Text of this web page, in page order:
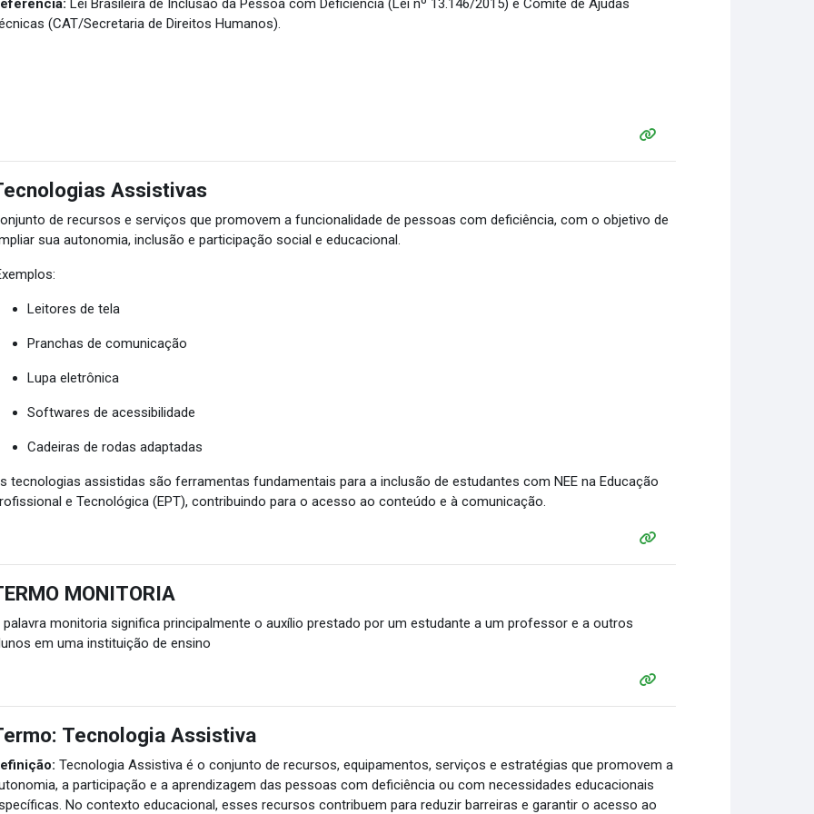
Lei Brasileira de Inclusão da Pessoa com Deficiência (Lei nº 13.146/2015) e Comitê de Ajudas
(CAT/Secretaria de Direitos Humanos).
Assistivas
de recursos e serviços que promovem a funcionalidade de pessoas com deficiência, com o objetivo de
sua autonomia, inclusão e participação social e educacional.
Leitores de tela
Pranchas de comunicação
Lupa eletrônica
Softwares de acessibilidade
Cadeiras de rodas adaptadas
tecnologias assistidas são ferramentas fundamentais para a inclusão de estudantes com NEE na Educação
e Tecnológica (EPT), contribuindo para o acesso ao conteúdo e à comunicação.
MONITORIA
palavra monitoria significa principalmente o auxílio prestado por um estudante a um professor e a outros
em uma instituição de ensino
Tecnologia Assistiva
Tecnologia Assistiva é o conjunto de recursos, equipamentos, serviços e estratégias que promovem a
a participação e a aprendizagem das pessoas com deficiência ou com necessidades educacionais
No contexto educacional, esses recursos contribuem para reduzir barreiras e garantir o acesso ao